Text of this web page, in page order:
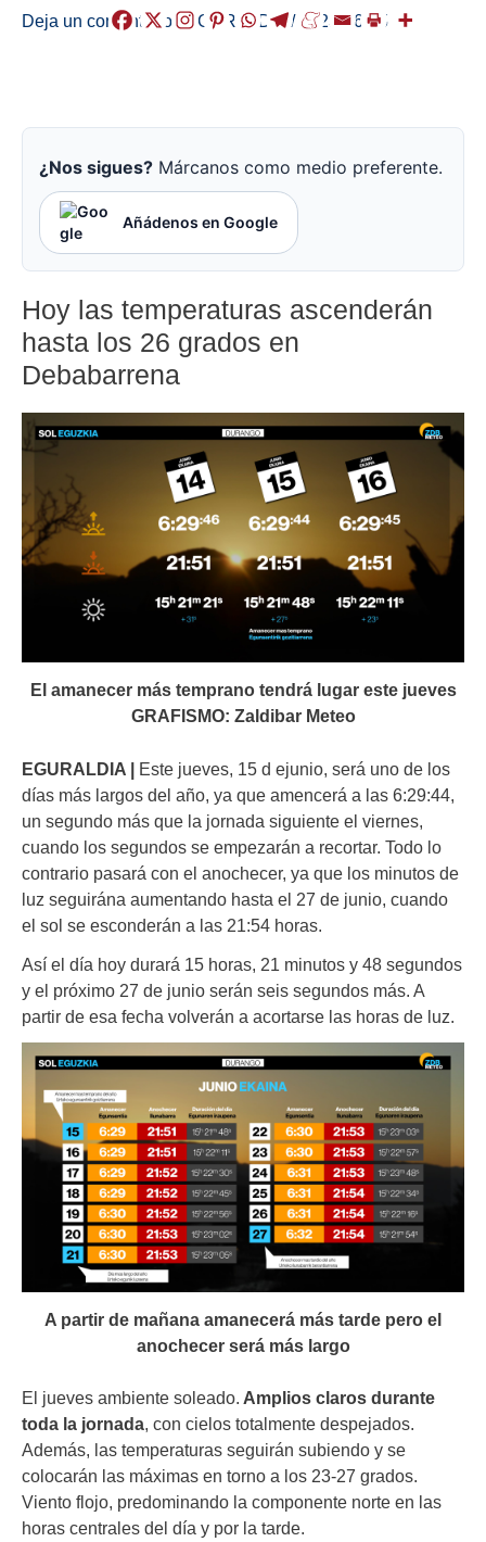
Deja un comentario /EGURALDIA/ 2023-06-15
¿Nos sigues? Márcanos como medio preferente.
Añádenos en Google
Hoy las temperaturas ascenderán
hasta los 26 grados en
Debabarrena
El amanecer más temprano tendrá lugar este jueves
GRAFISMO: Zaldibar Meteo
EGURALDIA | Este jueves, 15 d ejunio, será uno de los
días más largos del año, ya que amencerá a las 6:29:44,
un segundo más que la jornada siguiente el viernes,
cuando los segundos se empezarán a recortar. Todo lo
contrario pasará con el anochecer, ya que los minutos de
luz seguirána aumentando hasta el 27 de junio, cuando
el sol se esconderán a las 21:54 horas.
Así el día hoy durará 15 horas, 21 minutos y 48 segundos
y el próximo 27 de junio serán seis segundos más. A
partir de esa fecha volverán a acortarse las horas de luz.
A partir de mañana amanecerá más tarde pero el
anochecer será más largo
El jueves ambiente soleado. Amplios claros durante
toda la jornada, con cielos totalmente despejados.
Además, las temperaturas seguirán subiendo y se
colocarán las máximas en torno a los 23-27 grados.
Viento flojo, predominando la componente norte en las
horas centrales del día y por la tarde.